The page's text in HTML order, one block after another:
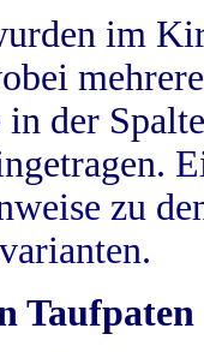
im
der
zu
Taufpaten